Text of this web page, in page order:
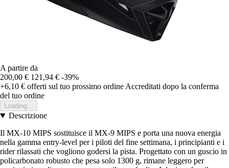
A partire da
200,00 € 121,94 € -39%
+6,10 € offerti sul tuo prossimo ordine Accreditati dopo la conferma
del tuo ordine
Loading...
Descrizione
Il MX-10 MIPS sostituisce il MX-9 MIPS e porta una nuova energia
nella gamma entry-level per i piloti del fine settimana, i principianti e i
rider rilassati che vogliono godersi la pista. Progettato con un guscio in
policarbonato robusto che pesa solo 1300 g, rimane leggero per